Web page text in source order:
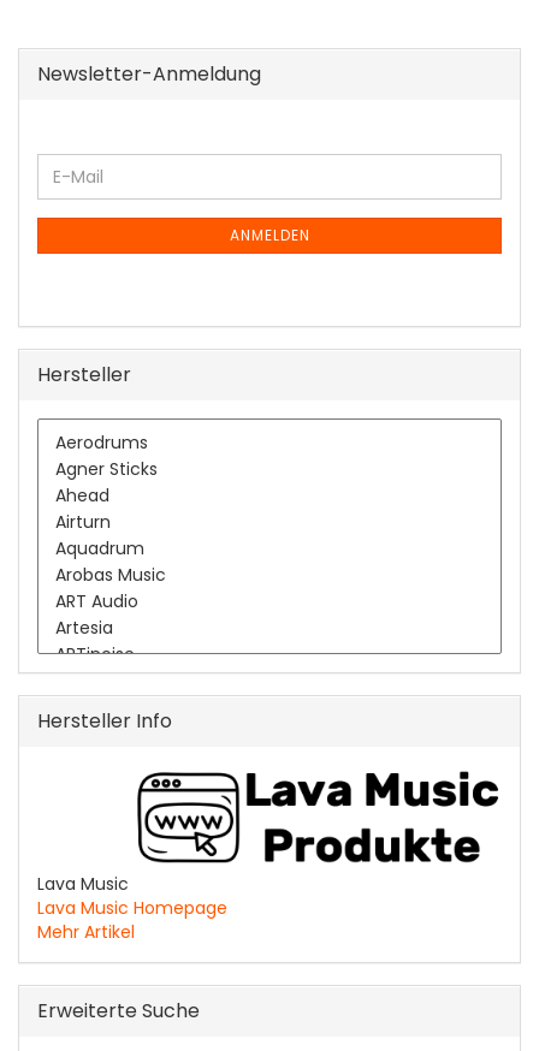
Newsletter-Anmeldung
WEITER
ZUR
NEWSLETTER-
E-
Mail
ANMELDEN
Hersteller
Hersteller Info
Lava Music
Lava Music Homepage
Mehr Artikel
Erweiterte Suche